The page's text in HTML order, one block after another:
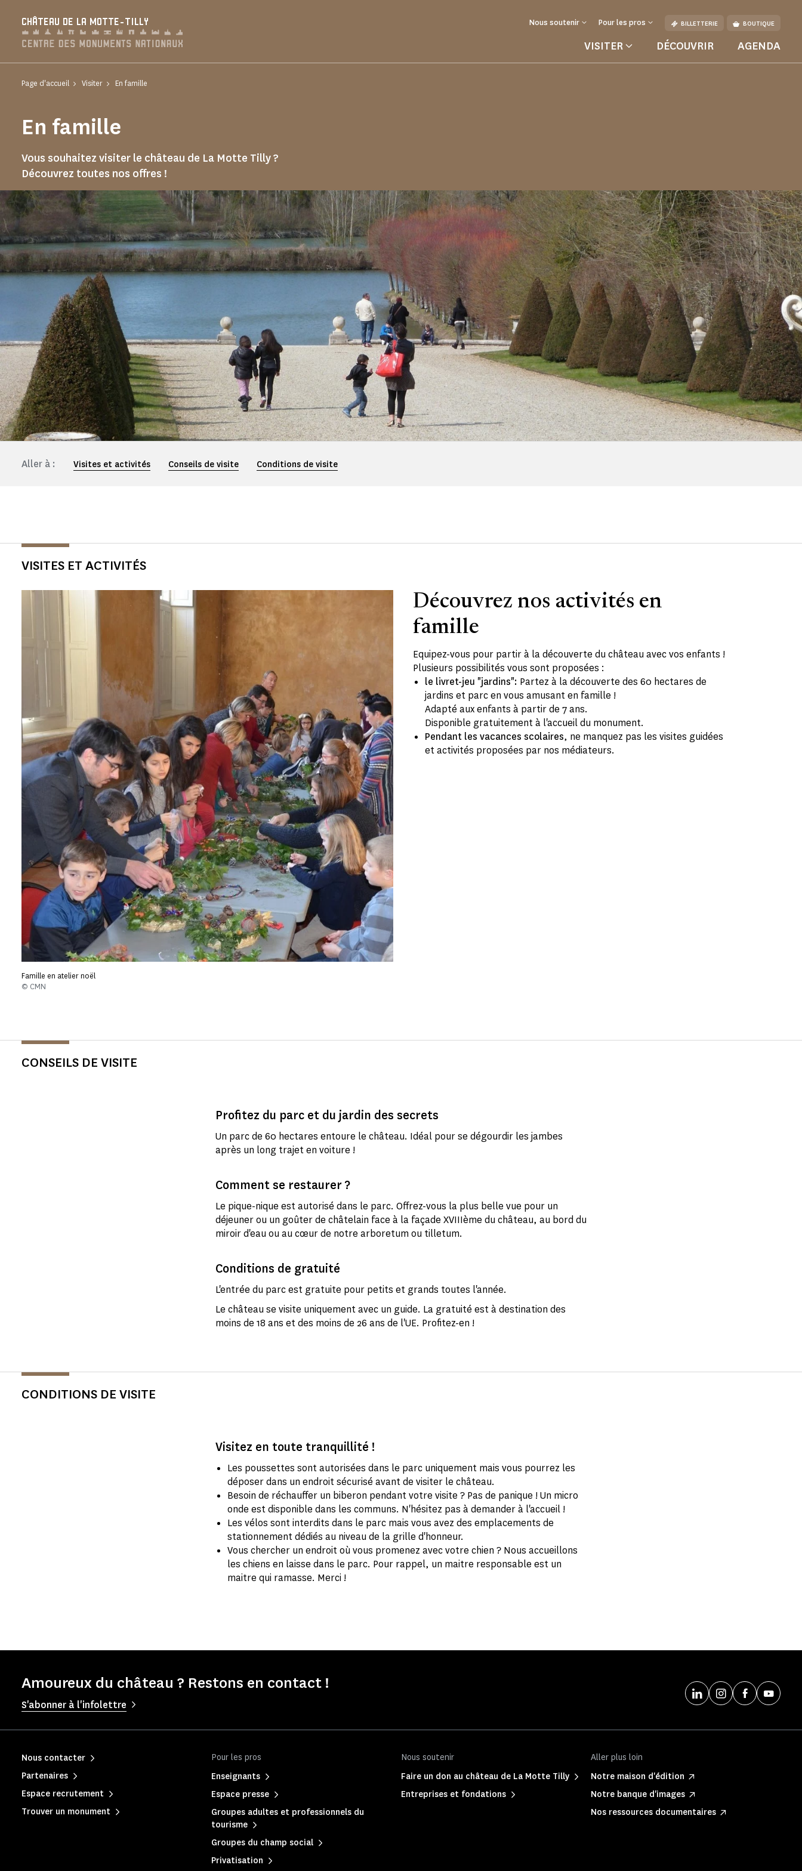
CHÂTEAU DE LA MOTTE-TILLY Nous soutenir Pour les pros BILLETTERIE BOUTIQUE
VISITER DÉCOUVRIR AGENDA
Page d'accueil Visiter En famille
En famille
Vous souhaitez visiter le château de La Motte Tilly ?
Découvrez toutes nos offres !
Aller à : Visites et activités Conseils de visite Conditions de visite
VISITES ET ACTIVITÉS
Découvrez nos activités en
famille
Equipez-vous pour partir à la découverte du château avec vos enfants !
Plusieurs possibilités vous sont proposées :
le livret-jeu "jardins": Partez à la découverte des 60 hectares de
jardins et parc en vous amusant en famille !
Adapté aux enfants à partir de 7 ans.
Disponible gratuitement à l'accueil du monument.
Pendant les vacances scolaires, ne manquez pas les visites guidées
et activités proposées par nos médiateurs.
Famille en atelier noël
© CMN
CONSEILS DE VISITE
Profitez du parc et du jardin des secrets
Un parc de 60 hectares entoure le château. Idéal pour se dégourdir les jambes
après un long trajet en voiture !
Comment se restaurer ?
Le pique-nique est autorisé dans le parc. Offrez-vous la plus belle vue pour un
déjeuner ou un goûter de châtelain face à la façade XVIIIème du château, au bord du
miroir d'eau ou au cœur de notre arboretum ou tilletum.
Conditions de gratuité
L'entrée du parc est gratuite pour petits et grands toutes l'année.
Le château se visite uniquement avec un guide. La gratuité est à destination des
moins de 18 ans et des moins de 26 ans de l'UE. Profitez-en !
CONDITIONS DE VISITE
Visitez en toute tranquillité !
Les poussettes sont autorisées dans le parc uniquement mais vous pourrez les
déposer dans un endroit sécurisé avant de visiter le château.
Besoin de réchauffer un biberon pendant votre visite ? Pas de panique ! Un micro
onde est disponible dans les communs. N'hésitez pas à demander à l'accueil !
Les vélos sont interdits dans le parc mais vous avez des emplacements de
stationnement dédiés au niveau de la grille d'honneur.
Vous chercher un endroit où vous promenez avec votre chien ? Nous accueillons
les chiens en laisse dans le parc. Pour rappel, un maitre responsable est un
maitre qui ramasse. Merci !
Amoureux du château ? Restons en contact !
S'abonner à l'infolettre
Pour les pros
Enseignants
Espace presse
Groupes adultes et professionnels du
tourisme
Groupes du champ social
Privatisation
Nous soutenir
Faire un don au château de La Motte Tilly
Entreprises et fondations
Aller plus loin
Notre maison d'édition
Notre banque d'images
Nos ressources documentaires
Nous contacter
Partenaires
Espace recrutement
Trouver un monument